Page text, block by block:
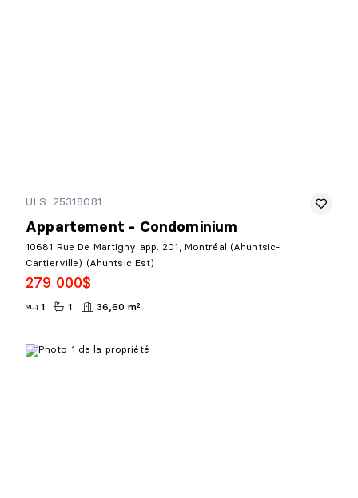
ULS: 25318081
Appartement - Condominium
10681 Rue De Martigny app. 201, Montréal (Ahuntsic-
Cartierville) (Ahuntsic Est)
279 000$
1 1 36,60 m²